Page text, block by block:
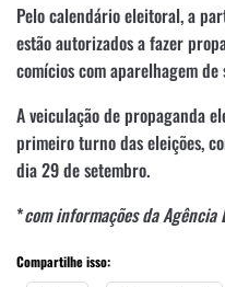
Pelo calendário eleitoral, a
estão autorizados a fazer
comícios com aparelhagem de
A veiculação de propaganda
primeiro turno das eleições,
dia 29 de setembro.
*com informações da Agência
Compartilhe isso: